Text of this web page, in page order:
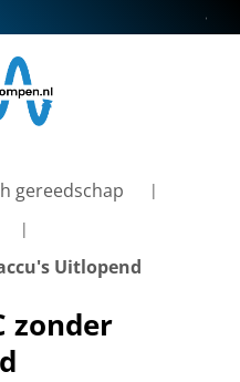
✔
gereedschap
Uitlopend
zonder